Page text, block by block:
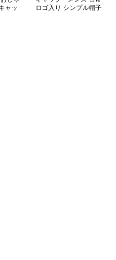
ャッ
ロゴ入り シンプル帽子